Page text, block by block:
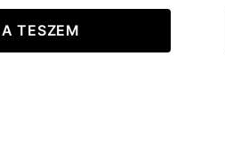
TESZEM